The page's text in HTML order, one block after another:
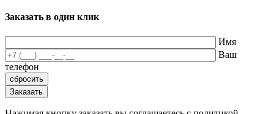
Заказать в один клик
Имя
Ваш
телефон